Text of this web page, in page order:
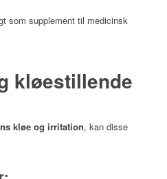
som supplement til medicinsk
kløestillende
kløe og irritation, kan disse